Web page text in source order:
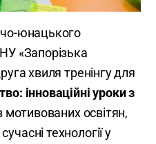
юнацького
«Запорізька
хвиля тренінгу для
інноваційні уроки з
мотивованих освітян,
технології у